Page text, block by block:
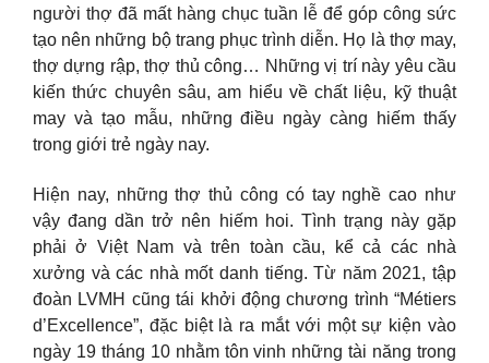
người thợ đã mất hàng chục tuần lễ để góp công sức
tạo nên những bộ trang phục trình diễn. Họ là thợ may,
thợ dựng rập, thợ thủ công… Những vị trí này yêu cầu
kiến thức chuyên sâu, am hiểu về chất liệu, kỹ thuật
may và tạo mẫu, những điều ngày càng hiếm thấy
trong giới trẻ ngày nay.
Hiện nay, những thợ thủ công có tay nghề cao như
vậy đang dần trở nên hiếm hoi. Tình trạng này gặp
phải ở Việt Nam và trên toàn cầu, kể cả các nhà
xưởng và các nhà mốt danh tiếng. Từ năm 2021, tập
đoàn LVMH cũng tái khởi động chương trình “Métiers
d’Excellence”, đặc biệt là ra mắt với một sự kiện vào
ngày 19 tháng 10 nhằm tôn vinh những tài năng trong